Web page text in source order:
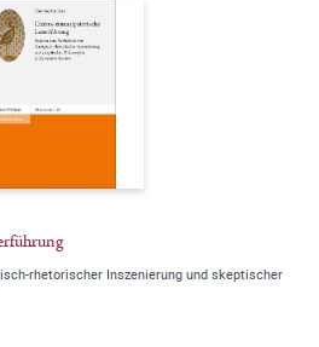
rhetorischer Inszenierung und skeptischer